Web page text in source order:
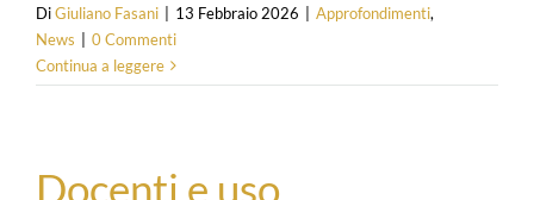
DiGiuliano Fasani | 13 Febbraio 2026 | Approfondimenti,
News | 0 Commenti
Continua a leggere
Docenti e uso